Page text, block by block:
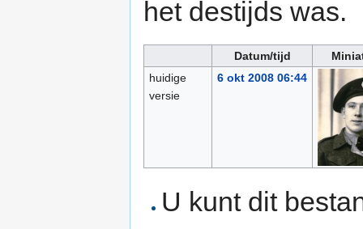
het destijds was.
Datum/tijd
huidige
versie
6 okt 2008 06:44
U kunt dit